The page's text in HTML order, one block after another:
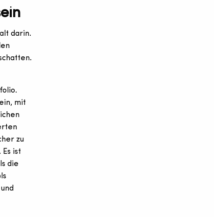
darin.
mit
zu
ist
die